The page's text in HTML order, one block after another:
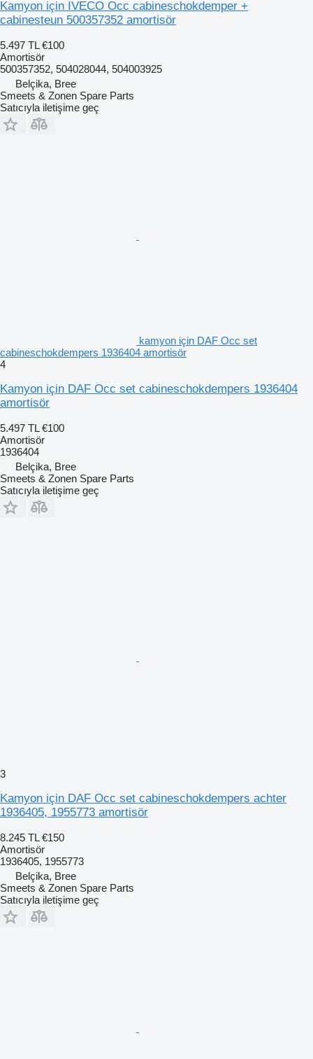
Kamyon için IVECO Occ cabineschokdemper +
cabinesteun 500357352 amortisör
5.497 TL €100
Amortisör
500357352, 504028044, 504003925
Belçika, Bree
Smeets & Zonen Spare Parts
Satıcıyla iletişime geç
kamyon için DAF Occ set
cabineschokdempers 1936404 amortisör
4
Kamyon için DAF Occ set cabineschokdempers 1936404
amortisör
5.497 TL €100
Amortisör
1936404
Belçika, Bree
Smeets & Zonen Spare Parts
Satıcıyla iletişime geç
3
Kamyon için DAF Occ set cabineschokdempers achter
1936405, 1955773 amortisör
8.245 TL €150
Amortisör
1936405, 1955773
Belçika, Bree
Smeets & Zonen Spare Parts
Satıcıyla iletişime geç